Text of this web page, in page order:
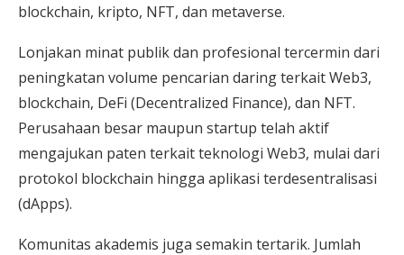
blockchain, kripto, NFT, dan metaverse.
Lonjakan minat publik dan profesional tercermin dari
peningkatan volume pencarian daring terkait Web3,
blockchain, DeFi (Decentralized Finance), dan NFT.
Perusahaan besar maupun startup telah aktif
mengajukan paten terkait teknologi Web3, mulai dari
protokol blockchain hingga aplikasi terdesentralisasi
(dApps).
Komunitas akademis juga semakin tertarik. Jumlah